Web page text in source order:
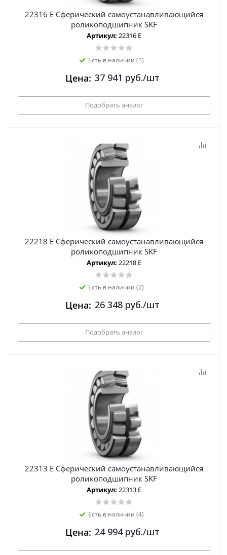
22316 E Сферический самоустанавливающийся
роликоподшипник SKF
Артикул: 22316 E
Есть в наличии (1)
Цена: 37 941 руб./шт
Подобрать аналог
22218 E Сферический самоустанавливающийся
роликоподшипник SKF
Артикул: 22218 E
Есть в наличии (2)
Цена: 26 348руб./шт
Подобрать аналог
22313 E Сферический самоустанавливающийся
роликоподшипник SKF
Артикул: 22313 E
Есть в наличии (4)
Цена: 24 994руб./шт